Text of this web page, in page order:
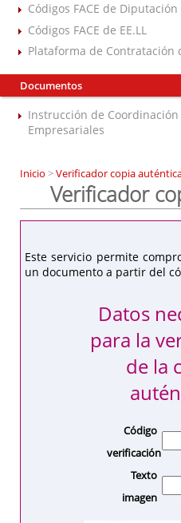
Códigos FACE de Diputación
Códigos FACE de EE.LL
Plataforma de Contratación
Documentos
Instrucción de
Empresariales
Inicio >Verificador copia
Verificador
Este servicio permite
un documento a partir del
Datos
para la
de la
Código
verificación
Texto
imagen